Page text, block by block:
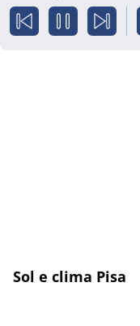
Sol e clima Pisa